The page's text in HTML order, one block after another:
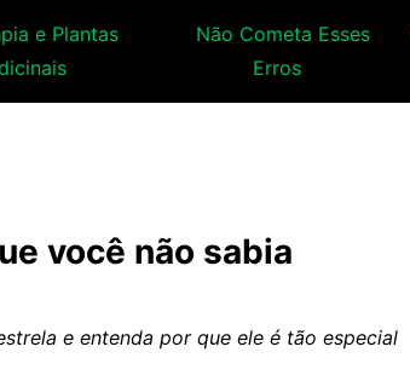
e Plantas
Não Cometa Esses
Erros
você não sabia
e entenda por que ele é tão especial